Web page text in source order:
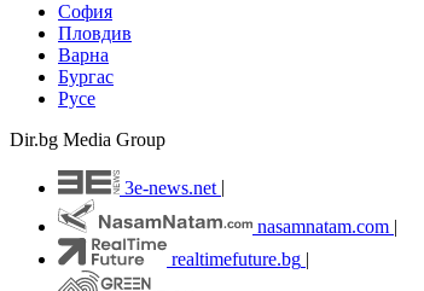
София
Пловдив
Варна
Бургас
Русе
Dir.bg Media Group
3e-news.net
nasamnatam.com |
realtimefuture.bg |